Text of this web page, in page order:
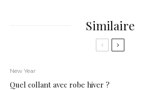
Similaire
New Year
Quel collant avec robe hiver ?